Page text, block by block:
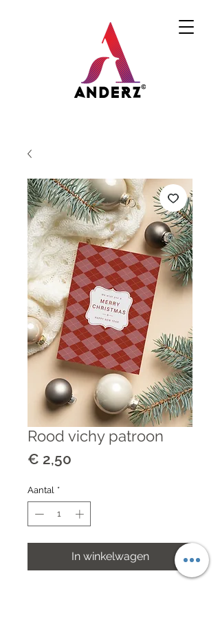
Rood vichy patroon
€ 2,50
Aantal *
In winkelwagen